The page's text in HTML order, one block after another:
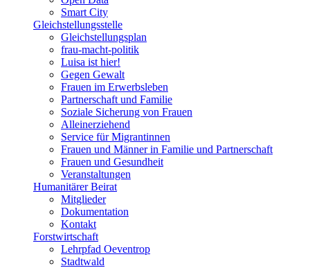
Smart City
Gleichstellungsstelle
Gleichstellungsplan
frau-macht-politik
Luisa ist hier!
Gegen Gewalt
Frauen im Erwerbsleben
Partnerschaft und Familie
Soziale Sicherung von Frauen
Alleinerziehend
Service für Migrantinnen
Frauen und Männer in Familie und Partnerschaft
Frauen und Gesundheit
Veranstaltungen
Humanitärer Beirat
Mitglieder
Dokumentation
Kontakt
Forstwirtschaft
Lehrpfad Oeventrop
Stadtwald